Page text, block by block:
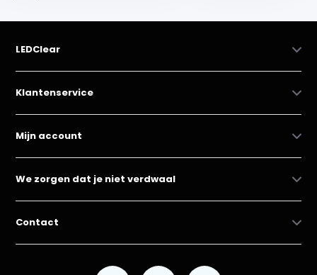
LEDClear
Klantenservice
Mijn account
We zorgen dat je niet verdwaal
Contact